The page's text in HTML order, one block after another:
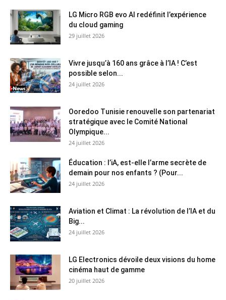
LG Micro RGB evo AI redéfinit l’expérience
du cloud gaming
29 juillet 2026
Vivre jusqu’à 160 ans grâce à l’IA ! C’est
possible selon...
24 juillet 2026
Ooredoo Tunisie renouvelle son partenariat
stratégique avec le Comité National
Olympique...
24 juillet 2026
Éducation : l’iA, est-elle l’arme secrète de
demain pour nos enfants ? (Pour...
24 juillet 2026
Aviation et Climat : La révolution de l’IA et du
Big...
24 juillet 2026
LG Electronics dévoile deux visions du home
cinéma haut de gamme
20 juillet 2026